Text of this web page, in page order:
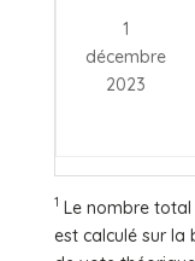
1
décembre
2023
1 Le nombre
est calculé sur la